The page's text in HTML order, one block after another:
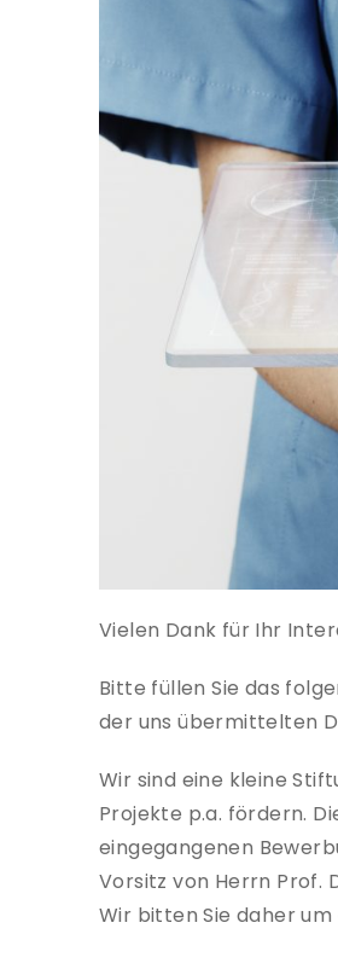
Vielen Dank für Ihr
Bitte füllen Sie das
der uns übermittelten
Wir sind eine kleine
Projekte p.a. fördern.
eingegangenen
Vorsitz von Herrn Prof.
Wir bitten Sie daher